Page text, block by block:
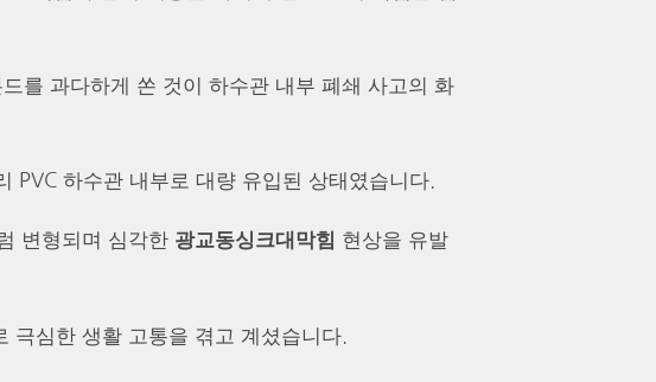
를 과다하게 쏜 것이 하수관 내부 폐쇄 사고의 화
하수관 내부로 대량 유입된 상태였습니다.
변형되며 심각한 광교동싱크대막힘 현상을 유발
극심한 생활 고통을 겪고 계셨습니다.